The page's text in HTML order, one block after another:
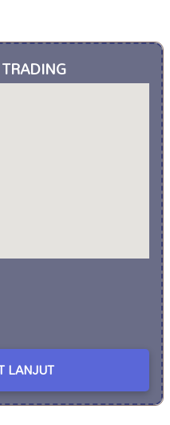
LANJUT